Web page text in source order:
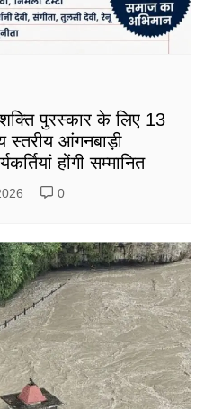
शक्ति पुरस्कार के लिए 13
स्तरीय आंगनबाड़ी
होंगी सम्मानित
0